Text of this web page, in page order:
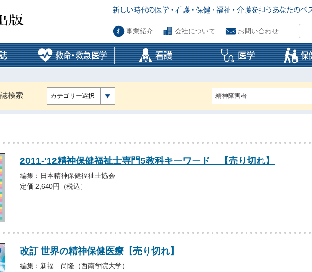
事業紹介 会社について お問い合わせ
検索 カテゴリー選択
2011-'12精神保健福祉士専門5教科キーワード 【売り切れ】
編集：日本精神保健福祉士協会
定価 2,640円（税込）
改訂 世界の精神保健医療【売り切れ】
編集：新福 尚隆（西南学院大学）